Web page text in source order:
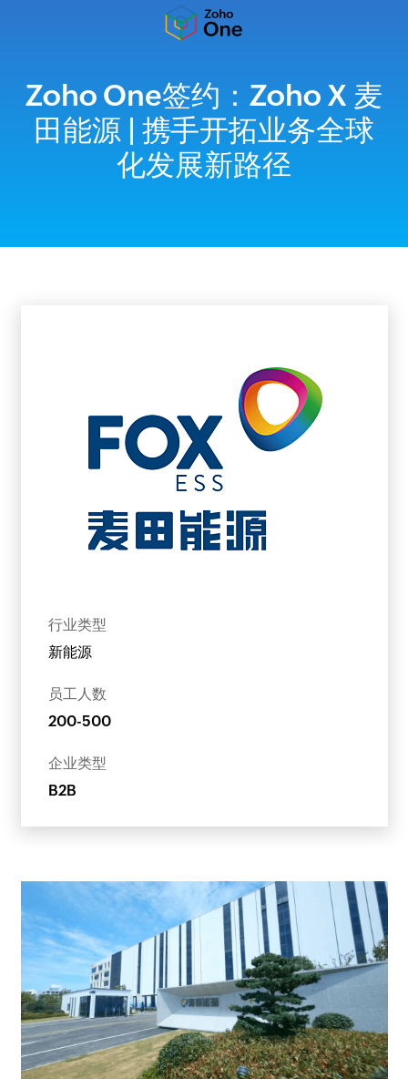
Zoho One签约：Zoho X 麦
田能源 | 携手开拓业务全球
化发展新路径
行业类型
新能源
员工人数
200-500
企业类型
B2B